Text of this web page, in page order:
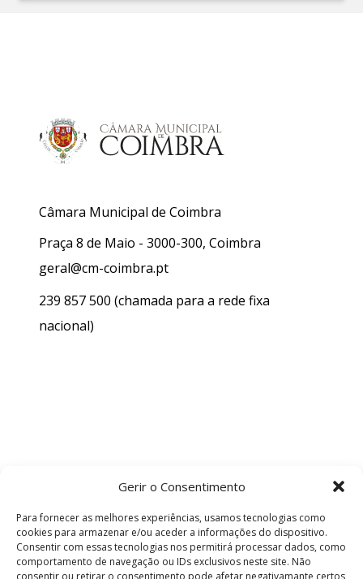
Gerir o Consentimento
Para fornecer as melhores experiências, usamos tecnologias como
cookies para armazenar e/ou aceder a informações do dispositivo.
Consentir com essas tecnologias nos permitirá processar dados, como
comportamento de navegação ou IDs exclusivos neste site. Não
consentir ou retirar o consentimento pode afetar negativamante certos
Câmara Municipal de Coimbra
Praça 8 de Maio - 3000-300, Coimbra
geral@cm-coimbra.pt
239 857 500 (chamada para a rede fixa
nacional)